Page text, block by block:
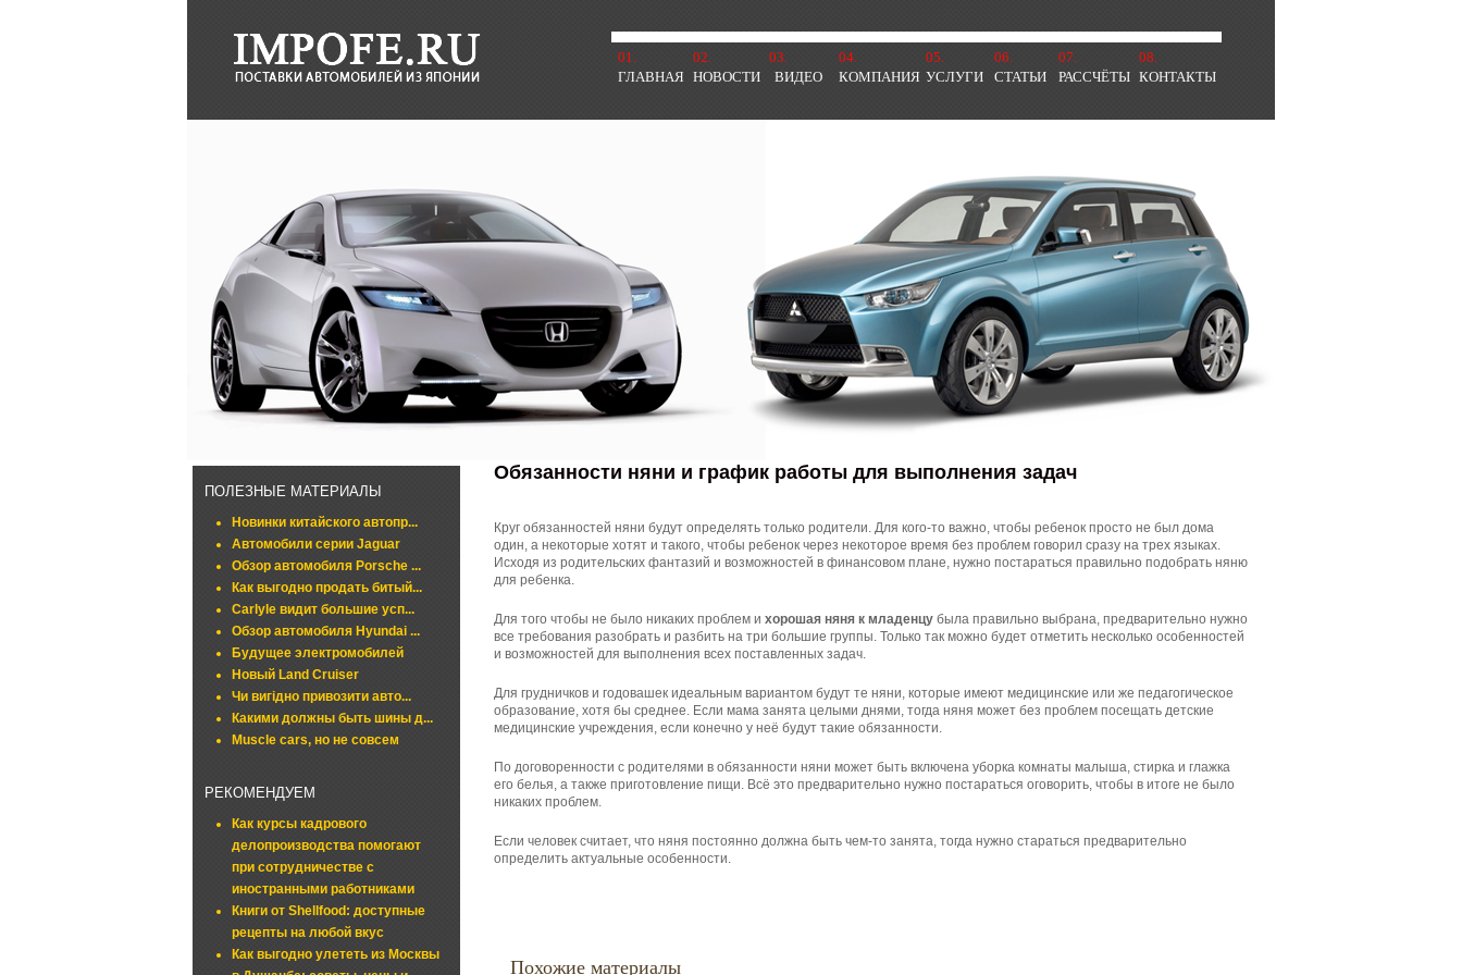
01.
ГЛАВНАЯ
02.
НОВОСТИ
03.
ВИДЕО
04.
КОМПАНИЯ
05.
УСЛУГИ
06.
СТАТЬИ
07.
РАССЧЁТЫ
08.
КОНТАКТЫ
ПОЛЕЗНЫЕ МАТЕРИАЛЫ
Новинки китайского автопр...
Автомобили серии Jaguar
Обзор автомобиля Porsche ...
Как выгодно продать битый...
Carlyle видит большие усп...
Обзор автомобиля Hyundai ...
Будущее электромобилей
Новый Land Cruiser
Чи вигідно привозити авто...
Какими должны быть шины д...
Muscle cars, но не совсем
РЕКОМЕНДУЕМ
Как курсы кадрового
делопроизводства помогают
при сотрудничестве с
иностранными работниками
Книги от Shellfood: доступные
рецепты на любой вкус
Как выгодно улететь из Москвы
Обязанности няни и график работы для выполнения задач
Круг обязанностей няни будут определять только родители. Для кого-то важно, чтобы ребенок просто не был дома
один, а некоторые хотят и такого, чтобы ребенок через некоторое время без проблем говорил сразу на трех языках.
Исходя из родительских фантазий и возможностей в финансовом плане, нужно постараться правильно подобрать няню
для ребенка.
Для того чтобы не было никаких проблем и хорошая няня к младенцу была правильно выбрана, предварительно нужно
все требования разобрать и разбить на три большие группы. Только так можно будет отметить несколько особенностей
и возможностей для выполнения всех поставленных задач.
Для грудничков и годовашек идеальным вариантом будут те няни, которые имеют медицинские или же педагогическое
образование, хотя бы среднее. Если мама занята целыми днями, тогда няня может без проблем посещать детские
медицинские учреждения, если конечно у неё будут такие обязанности.
По договоренности с родителями в обязанности няни может быть включена уборка комнаты малыша, стирка и глажка
его белья, а также приготовление пищи. Всё это предварительно нужно постараться оговорить, чтобы в итоге не было
никаких проблем.
Если человек считает, что няня постоянно должна быть чем-то занята, тогда нужно стараться предварительно
определить актуальные особенности.
Похожие материалы